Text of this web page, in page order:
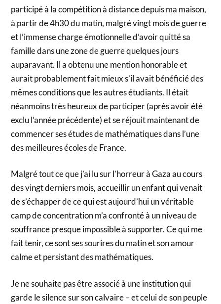
participé à la compétition à distance depuis ma maison,
à partir de 4h30 du matin, malgré vingt mois de guerre
et l’immense charge émotionnelle d’avoir quitté sa
famille dans une zone de guerre quelques jours
auparavant. Il a obtenu une mention honorable et
aurait probablement fait mieux s’il avait bénéficié des
mêmes conditions que les autres étudiants. Il était
néanmoins très heureux de participer (après avoir été
exclu l’année précédente) et se réjouit maintenant de
commencer ses études de mathématiques dans l’une
des meilleures écoles de France.
Malgré tout ce que j’ai lu sur l’horreur à Gaza au cours
des vingt derniers mois, accueillir un enfant qui venait
de s’échapper de ce qui est aujourd’hui un véritable
camp de concentration m’a confronté à un niveau de
souffrance presque impossible à supporter. Ce qui me
fait tenir, ce sont ses sourires du matin et son amour
calme et persistant des mathématiques.
Je ne souhaite pas être associé à une institution qui
garde le silence sur son calvaire – et celui de son peuple